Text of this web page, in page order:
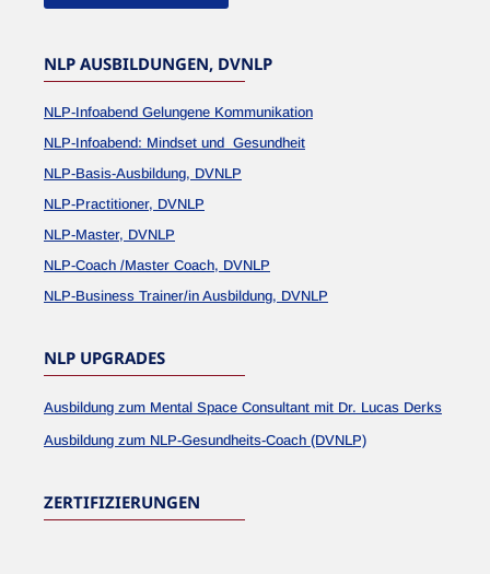
NLP AUSBILDUNGEN, DVNLP
NLP-Infoabend Gelungene Kommunikation
NLP-Infoabend: Mindset und Gesundheit
NLP-Basis-Ausbildung, DVNLP
NLP-Practitioner, DVNLP
NLP-Master, DVNLP
NLP-Coach /Master Coach, DVNLP
NLP-Business Trainer/in Ausbildung, DVNLP
NLP UPGRADES
Ausbildung zum Mental Space Consultant mit Dr. Lucas Derks
Ausbildung zum NLP-Gesundheits-Coach (DVNLP)
ZERTIFIZIERUNGEN